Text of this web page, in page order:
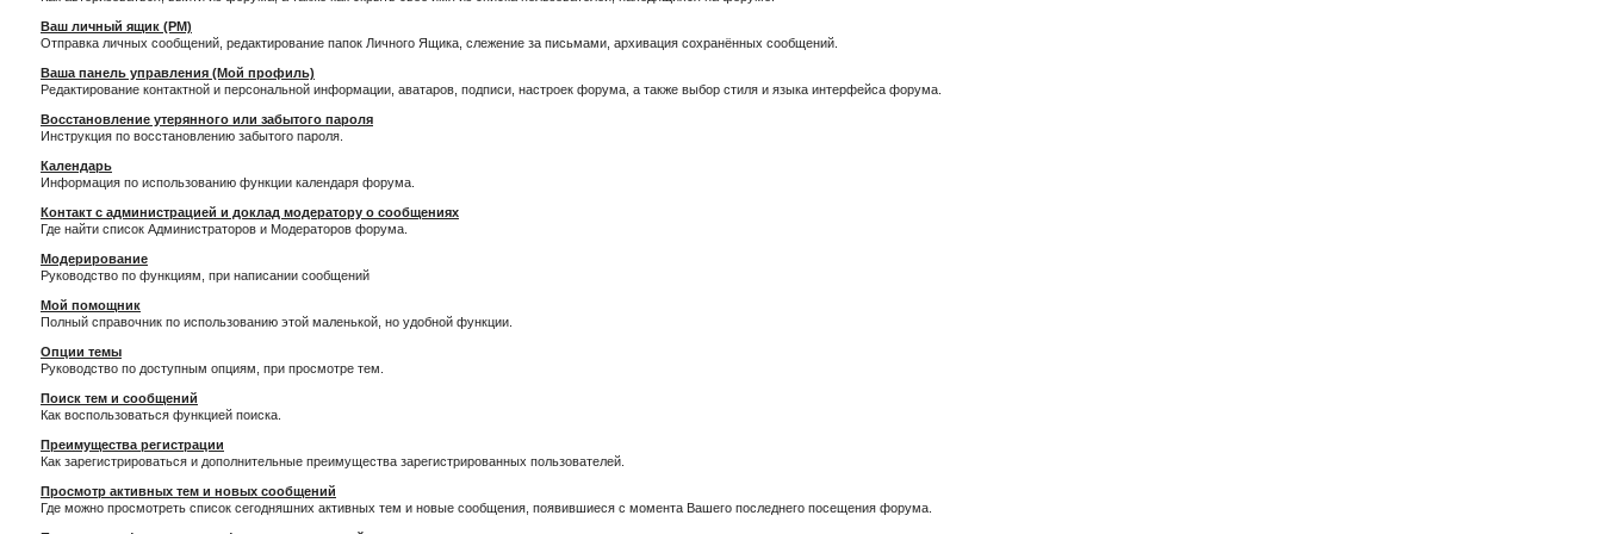
Ваш личный ящик (PM)
Отправка личных сообщений, редактирование папок Личного Ящика, слежение за письмами, архивация сохранённых сообщений.
Ваша панель управления (Мой профиль)
Редактирование контактной и персональной информации, аватаров, подписи, настроек форума, а также выбор стиля и языка интерфейса форума.
Восстановление утерянного или забытого пароля
Инструкция по восстановлению забытого пароля.
Календарь
Информация по использованию функции календаря форума.
Контакт с администрацией и доклад модератору о сообщениях
Где найти список Администраторов и Модераторов форума.
Модерирование
Руководство по функциям, при написании сообщений
Мой помощник
Полный справочник по использованию этой маленькой, но удобной функции.
Опции темы
Руководство по доступным опциям, при просмотре тем.
Поиск тем и сообщений
Как воспользоваться функцией поиска.
Преимущества регистрации
Как зарегистрироваться и дополнительные преимущества зарегистрированных пользователей.
Просмотр активных тем и новых сообщений
Где можно просмотреть список сегодняшних активных тем и новые сообщения, появившиеся с момента Вашего последнего посещения форума.